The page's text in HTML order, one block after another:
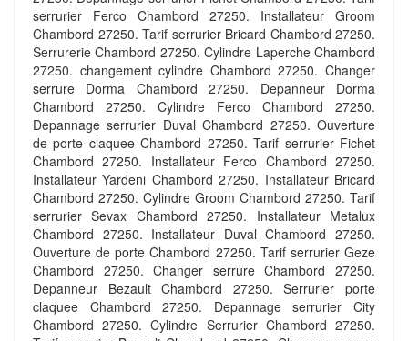
serrurier Ferco Chambord 27250. Installateur Groom
Chambord 27250. Tarif serrurier Bricard Chambord 27250.
Serrurerie Chambord 27250. Cylindre Laperche Chambord
27250. changement cylindre Chambord 27250. Changer
serrure Dorma Chambord 27250. Depanneur Dorma
Chambord 27250. Cylindre Ferco Chambord 27250.
Depannage serrurier Duval Chambord 27250. Ouverture
de porte claquee Chambord 27250. Tarif serrurier Fichet
Chambord 27250. Installateur Ferco Chambord 27250.
Installateur Yardeni Chambord 27250. Installateur Bricard
Chambord 27250. Cylindre Groom Chambord 27250. Tarif
serrurier Sevax Chambord 27250. Installateur Metalux
Chambord 27250. Installateur Duval Chambord 27250.
Ouverture de porte Chambord 27250. Tarif serrurier Geze
Chambord 27250. Changer serrure Chambord 27250.
Depanneur Bezault Chambord 27250. Serrurier porte
claquee Chambord 27250. Depannage serrurier City
Chambord 27250. Cylindre Serrurier Chambord 27250.